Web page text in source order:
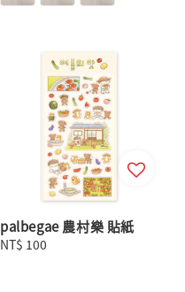
palbegae 農村樂 貼紙
Regular
NT$ 100